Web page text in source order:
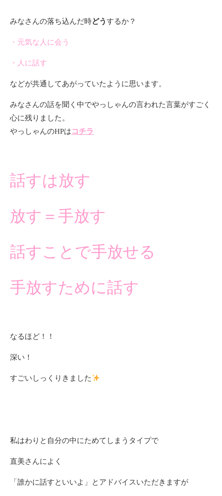
みなさんの落ち込んだ時どうするか？
・元気な人に会う
・人に話す
などが共通してあがっていたように思います。
みなさんの話を聞く中でやっしゃんの言われた言葉がすごく
心に残りました。
やっしゃんのHPはコチラ
話すは放す
放す＝手放す
話すことで手放せる
手放すために話す
なるほど！！
深い！
すごいしっくりきました
私はわりと自分の中にためてしまうタイプで
直美さんによく
「誰かに話すといいよ」とアドバイスいただきますが